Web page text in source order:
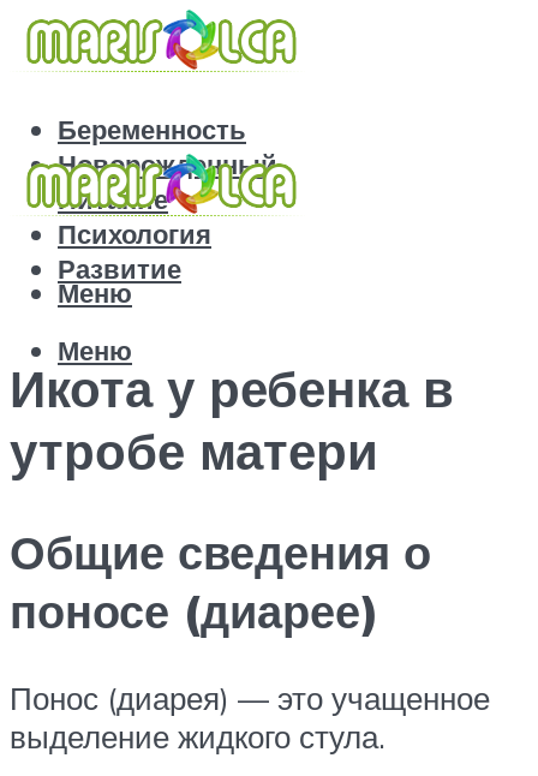
Беременность
Новорожденный
Питание
Психология
Развитие
Меню
Меню
Икота у ребенка в
утробе матери
Общие сведения о
поносе (диарее)
Понос (диарея) — это учащенное
выделение жидкого стула.